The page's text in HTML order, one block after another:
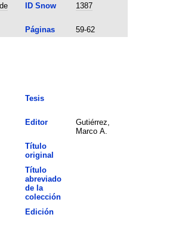
ID Snow 1387
Páginas
59-62
Tesis
Editor
Gutiérrez,
Marco A.
Título
original
Título
abreviado
de la
colección
Edición